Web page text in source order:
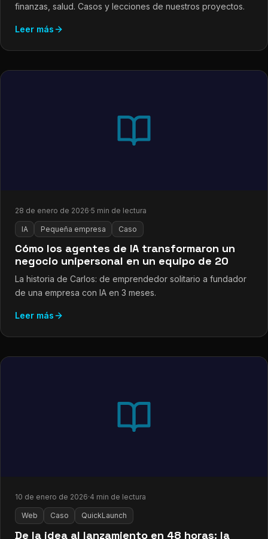
finanzas, salud. Casos y lecciones de nuestros proyectos.
Leer más
28 de enero de 2026·5 min de lectura
IA Pequeña empresa Caso
Cómo los agentes de IA transformaron un
negocio unipersonal en un equipo de 20
La historia de Carlos: de emprendedor solitario a fundador
de una empresa con IA en 3 meses.
Leer más
10 de enero de 2026·4 min de lectura
Web Caso QuickLaunch
De la idea al lanzamiento en 48 horas: la